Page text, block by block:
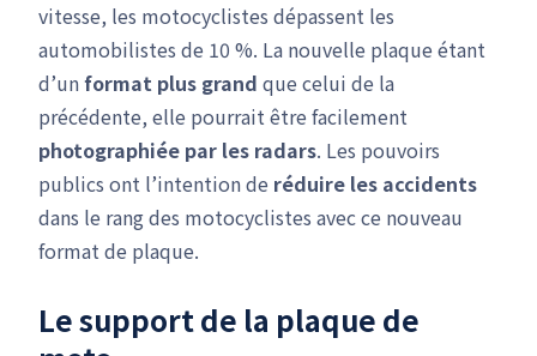
vitesse, les motocyclistes dépassent les
automobilistes de 10 %. La nouvelle plaque étant
d’unformat plus grand que celui de la
précédente, elle pourrait être facilement
photographiée par les radars. Les pouvoirs
publics ont l’intention de réduire les accidents
dans le rang des motocyclistes avec ce nouveau
format de plaque.
Le support de la plaque de